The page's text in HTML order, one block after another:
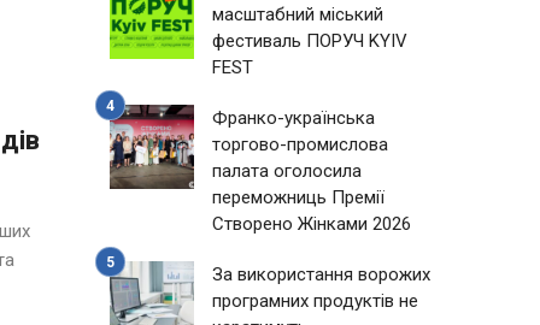
масштабний міський
фестиваль ПОРУЧ KYIV
FEST
Франко-українська
торгово-промислова
палата оголосила
переможниць Премії
Створено Жінками 2026
За використання ворожих
програмних продуктів не